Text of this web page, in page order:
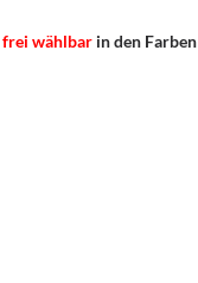
frei wählbar in den Farben